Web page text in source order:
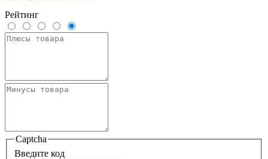
Рейтинг
Captcha
Введите код